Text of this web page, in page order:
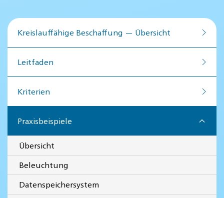
Kreislauffähige Beschaffung — Übersicht
Leitfaden
Kriterien
Praxisbeispiele
Übersicht
Beleuchtung
Datenspeichersystem